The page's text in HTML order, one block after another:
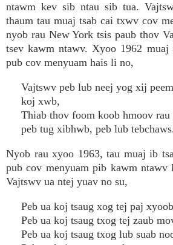
ntawm kev sib ntau sib tua.
thaum tau muaj tsab cai txwv cov
nyob rau New York tsis paub thov
tsev kawm ntawv. Xyoo 1962
pub cov menyuam hais li no,
Vajtswv peb lub neej yog xij
koj xwb,
Thiab thov foom koob hmoov rau
peb tug xibhwb, peb lub
Nyob rau xyoo 1963, tau muaj ib
pub cov menyuam pib kawm ntawv
Vajtswv ua ntej yuav no su,
Peb ua koj tsaug xog tej paj
Peb ua koj tsaug txog tej zaub
Peb ua koj tsaug txog lub suab